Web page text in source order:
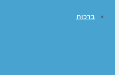
ברכות